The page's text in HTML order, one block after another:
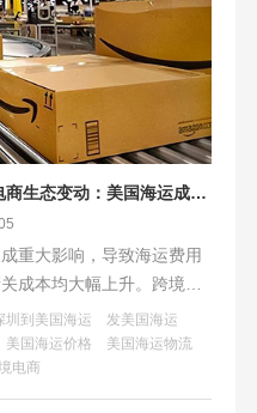
2025一系列政策重压下的跨境电商生态变动：美国海运成本激增，卖家如何应对挑战
重大影响，导致海运费用
成本均大幅上升。跨境电
力激增等困境，需通过供
局及合规技术创新等策略
圳到美国海运
发美国海运
美国海运价格
美国海运物流
电商